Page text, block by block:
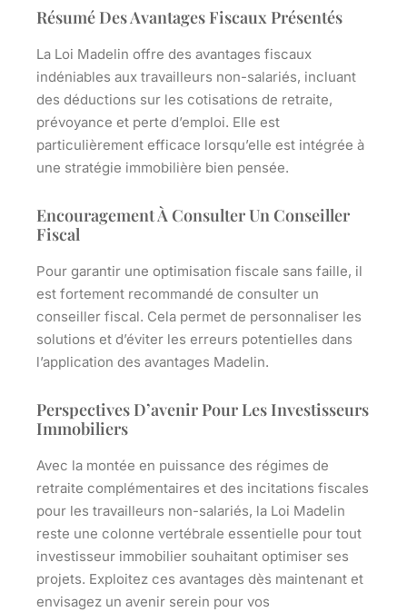
Résumé Des Avantages Fiscaux Présentés
La Loi Madelin offre des avantages fiscaux
indéniables aux travailleurs non-salariés, incluant
des déductions sur les cotisations de retraite,
prévoyance et perte d’emploi. Elle est
particulièrement efficace lorsqu’elle est intégrée à
une stratégie immobilière bien pensée.
Encouragement À Consulter Un Conseiller
Fiscal
Pour garantir une optimisation fiscale sans faille, il
est fortement recommandé de consulter un
conseiller fiscal. Cela permet de personnaliser les
solutions et d’éviter les erreurs potentielles dans
l’application des avantages Madelin.
Perspectives D’avenir Pour Les Investisseurs
Immobiliers
Avec la montée en puissance des régimes de
retraite complémentaires et des incitations fiscales
pour les travailleurs non-salariés, la Loi Madelin
reste une colonne vertébrale essentielle pour tout
investisseur immobilier souhaitant optimiser ses
projets. Exploitez ces avantages dès maintenant et
envisagez un avenir serein pour vos